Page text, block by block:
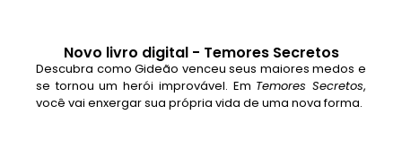
Novo livro digital - Temores Secretos
Descubra como Gideão venceu seus maiores medos e
se tornou um herói improvável. Em Temores Secretos,
você vai enxergar sua própria vida de uma nova forma.